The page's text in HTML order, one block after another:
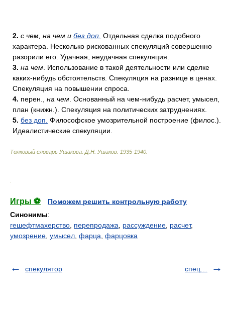
2. с чем, на чем и без доп. Отдельная сделка подобного
характера. Несколько рискованных спекуляций совершенно
разорили его. Удачная, неудачная спекуляция.
3. на чем . Использование в такой деятельности или сделке
каких-нибудь обстоятельств. Спекуляция на разнице в ценах.
Спекуляция на повышении спроса.
4. перен., на чем . Основанный на чем-нибудь расчет, умысел,
план (книжн.). Спекуляция на политических затруднениях.
5. без доп. Философское умозрительной построение (филос.).
Идеалистические спекуляции.
Толковый словарь Ушакова Д.Н. Ушаков. 1935-1940
Игры ⚽
Поможем решить контрольную работу
Синонимы:
гешефтмахерство перепродажа рассуждение расчет,
умозрение умысел фарца фарцовка
спекулятор спец…